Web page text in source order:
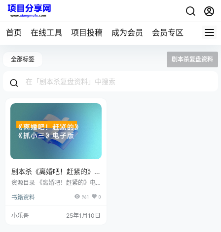
首页 在线工具 项目投稿 成为会员 会员专区
全部标签 剧本杀复盘资料
剧本杀《离婚吧！赶紧的》
《抓小三》电子版剧本+复盘
资料
资源目录 《离婚吧！赶紧的》电
《抓小三》电子版 剧本杀《离婚
刘罗老师身体原因没有机会体验到
书籍资料 961 0
小乐哥 25年1月10日